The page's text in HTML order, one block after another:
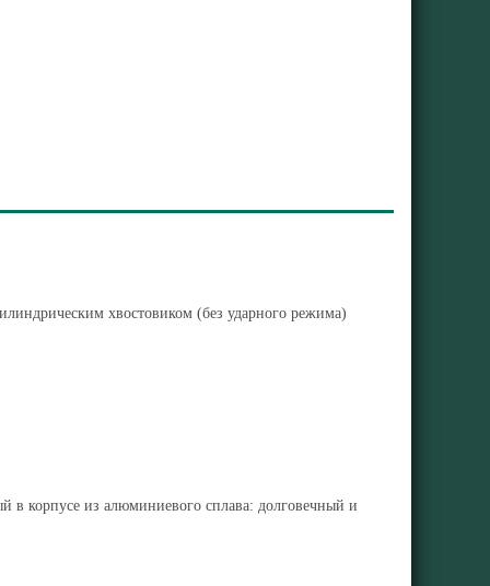
хвостовиком (без ударного режима)
корпусе из алюминиевого сплава: долговечный и